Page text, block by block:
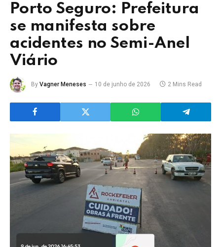
Porto Seguro: Prefeitura
se manifesta sobre
acidentes no Semi-Anel
Viário
By Vagner Meneses 10 de junho de 2026 2 Mins Read